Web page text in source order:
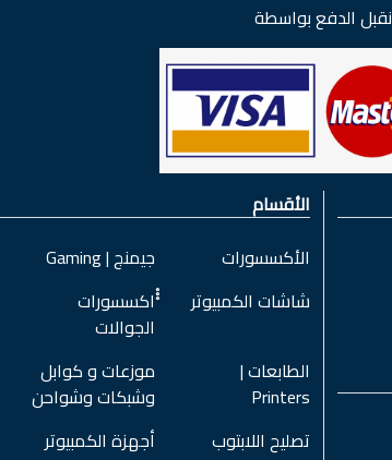
نقبل الدفع بواسطة
الأقسام
الأكسسورات
جيمنج | Gaming
شاشات الكمبيوتر
ْْْاكسسورات
الجوالات
الطابعات |
Printers
موزعات و كوابل
وشبكات وشواحن
تصليح اللابتوب
أجهزة الكمبيوتر